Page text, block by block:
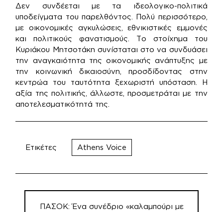
Δεν συνδέεται με τα ιδεολογικο-πολιτικά
υποδείγματα του παρελθόντος. Πολύ περισσότερο,
με οικονομικές αγκυλώσεις, εθνικιστικές εμμονές
και πολιτικούς φανατισμούς. Το στοίχημα του
Κυριάκου Μητσοτάκη συνίσταται στο να συνδυάσει
την αναγκαιότητα της οικονομικής ανάπτυξης με
την κοινωνική δικαιοσύνη, προσδίδοντας στην
κεντρώα του ταυτότητα ξεχωριστή υπόσταση. Η
αξία της πολιτικής, άλλωστε, προσμετράται με την
αποτελεσματικότητά της.
Ετικέτες Athens Voice
Πλοήγηση
άρθρωνΠΑΣΟΚ: Ένα συνέδριο «καλαμπούρι με